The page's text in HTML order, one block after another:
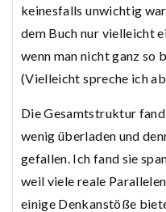
keinesfalls unwichtig
dem Buch nur vielleicht
wenn man nicht ganz so
(Vielleicht spreche ich
Die Gesamtstruktur
wenig überladen und
gefallen. Ich fand sie
weil viele reale
einige Denkanstöße